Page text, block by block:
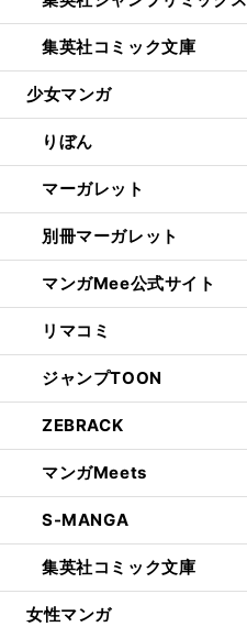
集英社コミック文庫
少女マンガ
りぼん
マーガレット
別冊マーガレット
マンガMee公式サイト
リマコミ
ジャンプTOON
ZEBRACK
マンガMeets
S-MANGA
集英社コミック文庫
女性マンガ